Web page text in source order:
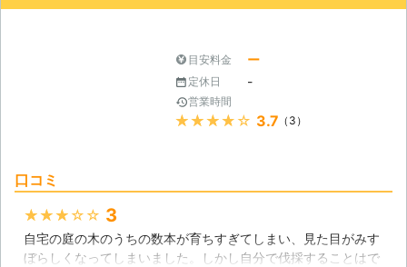
んてこともあるのです。 「料金表示
おります。ぜひ安心してご相談をいた
だけたらと思います。 ●終わりに 伐
採をすることで、伸びすぎてしまった
庭木を処分することができます。お客
北海道 札幌市手稲区 2016年12月30日
目安料金 ー
定休日 -
営業時間
★★★★★ 3.7 （3）
口コミ
★★★★★ 3
自宅の庭の木のうちの数本が育ちすぎてしまい、見た目がみす
ぼらしくなってしまいました。しかし自分で伐採することはで